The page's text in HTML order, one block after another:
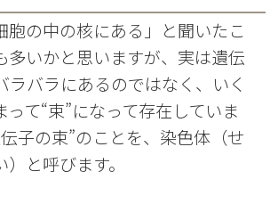
胞の中の核にある」と聞いたこ
多いかと思いますが、実は遺伝
ラバラにあるのではなく、いく
って“束”になって存在していま
子の束”のことを、染色体（せ
と呼びます。